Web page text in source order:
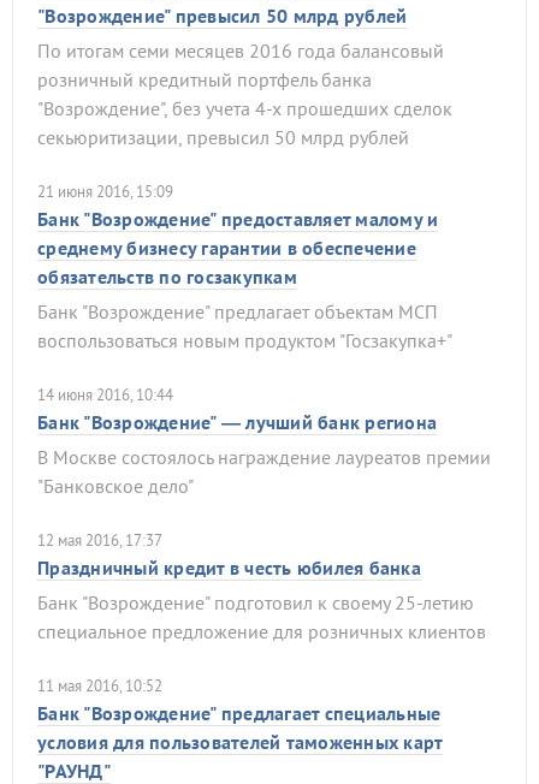
"Возрождение" превысил 50 млрд рублей
По итогам семи месяцев 2016 года балансовый
розничный кредитный портфель банка
"Возрождение", без учета 4-х прошедших сделок
секьюритизации, превысил 50 млрд рублей
21 июня 2016, 15:09
Банк "Возрождение" предоставляет малому и
среднему бизнесу гарантии в обеспечение
обязательств по госзакупкам
Банк "Возрождение" предлагает объектам МСП
воспользоваться новым продуктом "Госзакупка+"
14 июня 2016, 10:44
Банк "Возрождение" — лучший банк региона
В Москве состоялось награждение лауреатов премии
"Банковское дело"
12 мая 2016, 17:37
Праздничный кредит в честь юбилея банка
Банк "Возрождение" подготовил к своему 25-летию
специальное предложение для розничных клиентов
11 мая 2016, 10:52
Банк "Возрождение" предлагает специальные
условия для пользователей таможенных карт
"РАУНД"